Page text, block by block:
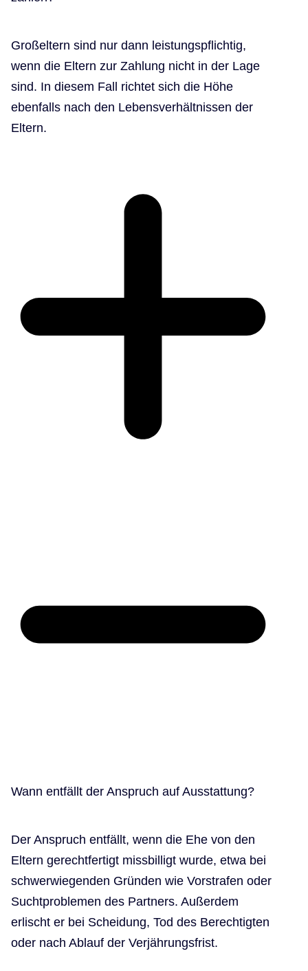
Großeltern sind nur dann leistungspflichtig,
wenn die Eltern zur Zahlung nicht in der Lage
sind. In diesem Fall richtet sich die Höhe
ebenfalls nach den Lebensverhältnissen der
Eltern.
Wann entfällt der Anspruch auf Ausstattung?
Der Anspruch entfällt, wenn die Ehe von den
Eltern gerechtfertigt missbilligt wurde, etwa bei
schwerwiegenden Gründen wie Vorstrafen oder
Suchtproblemen des Partners. Außerdem
erlischt er bei Scheidung, Tod des Berechtigten
oder nach Ablauf der Verjährungsfrist.